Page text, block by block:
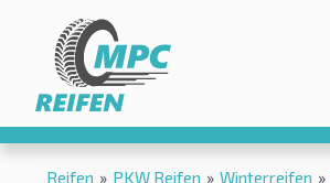
Reifen » PKW Reifen » Winterreifen »